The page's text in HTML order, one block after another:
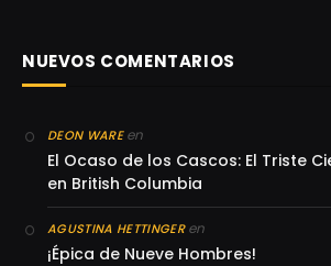
NUEVOS COMENTARIOS
DEON WAREen
El Ocaso de los Cascos: El Triste
en British Columbia
AGUSTINA HETTINGERen
¡Épica de Nueve Hombres!